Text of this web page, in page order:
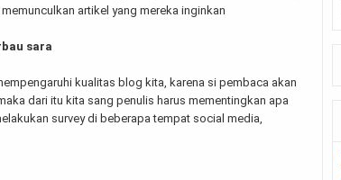
artikel yang mereka inginkan
sara
kualitas blog kita, karena si pembaca akan
dari itu kita sang penulis harus mementingkan apa
survey di beberapa tempat social media,